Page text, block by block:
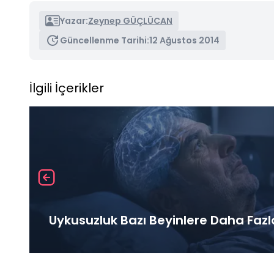
Yazar:Zeynep GÜÇLÜCAN
Güncellenme Tarihi:12 Ağustos 2014
İlgili İçerikler
Uykusuzluk Bazı Beyinlere Daha